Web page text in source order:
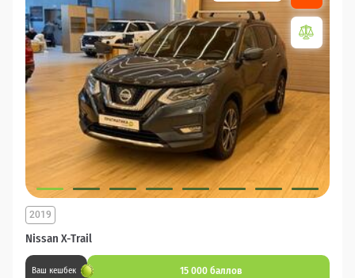
Nissan X-Trail
2019
Ваш кешбек 15 000 баллов